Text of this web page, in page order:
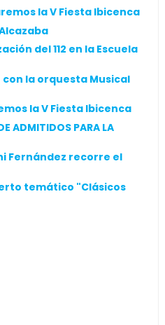
la V Fiesta Ibicenca
del 112 en la Escuela
la orquesta Musical
la V Fiesta Ibicenca
ADMITIDOS PARA LA
Fernández recorre el
temático "Clásicos